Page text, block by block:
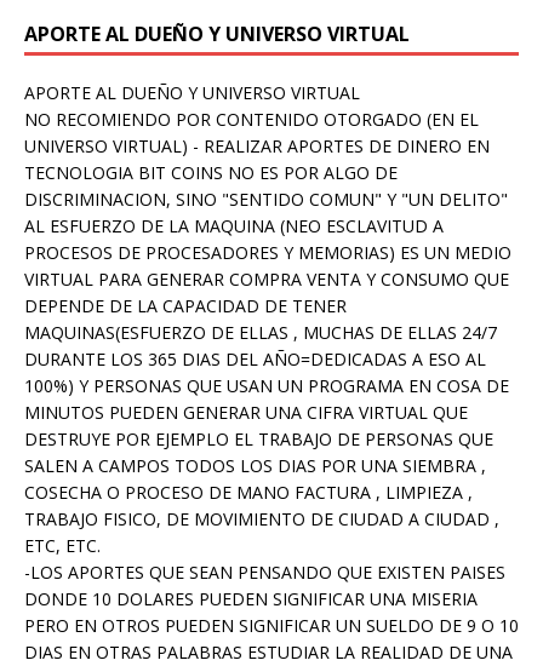
APORTE AL DUEÑO Y UNIVERSO VIRTUAL
APORTE AL DUEÑO Y UNIVERSO VIRTUAL
NO RECOMIENDO POR CONTENIDO OTORGADO (EN EL
UNIVERSO VIRTUAL) - REALIZAR APORTES DE DINERO EN
TECNOLOGIA BIT COINS NO ES POR ALGO DE
DISCRIMINACION, SINO "SENTIDO COMUN" Y "UN DELITO"
AL ESFUERZO DE LA MAQUINA (NEO ESCLAVITUD A
PROCESOS DE PROCESADORES Y MEMORIAS) ES UN MEDIO
VIRTUAL PARA GENERAR COMPRA VENTA Y CONSUMO QUE
DEPENDE DE LA CAPACIDAD DE TENER
MAQUINAS(ESFUERZO DE ELLAS , MUCHAS DE ELLAS 24/7
DURANTE LOS 365 DIAS DEL AÑO=DEDICADAS A ESO AL
100%) Y PERSONAS QUE USAN UN PROGRAMA EN COSA DE
MINUTOS PUEDEN GENERAR UNA CIFRA VIRTUAL QUE
DESTRUYE POR EJEMPLO EL TRABAJO DE PERSONAS QUE
SALEN A CAMPOS TODOS LOS DIAS POR UNA SIEMBRA ,
COSECHA O PROCESO DE MANO FACTURA , LIMPIEZA ,
TRABAJO FISICO, DE MOVIMIENTO DE CIUDAD A CIUDAD ,
ETC, ETC.
-LOS APORTES QUE SEAN PENSANDO QUE EXISTEN PAISES
DONDE 10 DOLARES PUEDEN SIGNIFICAR UNA MISERIA
PERO EN OTROS PUEDEN SIGNIFICAR UN SUELDO DE 9 O 10
DIAS EN OTRAS PALABRAS ESTUDIAR LA REALIDAD DE UNA